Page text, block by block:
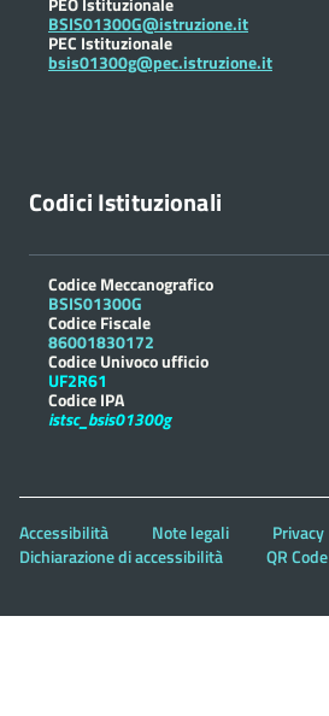
BSIS01300G@istruzione.it
PEC Istituzionale
bsis01300g@pec.istruzione.it
Codici Istituzionali
Codice Meccanografico
BSIS01300G
Codice Fiscale
86001830172
Codice Univoco ufficio
UF2R61
Codice IPA
istsc_bsis01300g
Accessibilità Note legali Privacy
Dichiarazione di accessibilità
QR Code